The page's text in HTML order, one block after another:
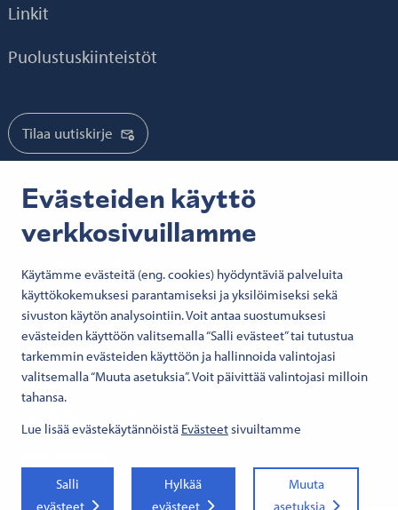
Evästeiden käyttö
verkkosivuillamme
Käytämme evästeitä (eng. cookies) hyödyntäviä palveluita
käyttökokemuksesi parantamiseksi ja yksilöimiseksi sekä
sivuston käytön analysointiin. Voit antaa suostumuksesi
evästeiden käyttöön valitsemalla “Salli evästeet” tai tutustua
tarkemmin evästeiden käyttöön ja hallinnoida valintojasi
valitsemalla “Muuta asetuksia”. Voit päivittää valintojasi milloin
tahansa.
Lue lisää evästekäytännöistä Evästeet sivuiltamme
Salli
evästeet
Hylkää
evästeet
Muuta
asetuksia
Linkit
Puolustuskiinteistöt
Tilaa uutiskirje
Tilaa mediatiedotteet
© 2026 Senaatti-kiinteistöt
Käyttöehdot
Evästeet
Tietosuoja
Y-tunnus 1503388-4
Seuraa meitä:
Senaatti Facebookissa
Senaatti LinkedInissä
Senaatti SlideSharessa
Senaatti X:ssä
Senaatti YouTubessa
Senaatti Instagramissa